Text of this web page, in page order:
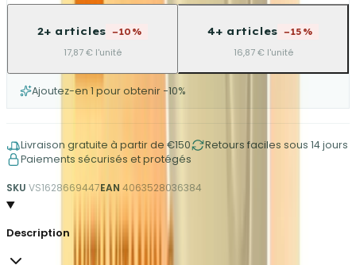
2+ articles −10%
17,87 € l'unité
4+ articles −15%
16,87 € l'unité
Ajoutez-en 1 pour obtenir −10%
Livraison gratuite à partir de €150
Retours faciles sous 14 jours
Paiements sécurisés et protégés
SKU VS1628669447EAN 4063528036384
Description